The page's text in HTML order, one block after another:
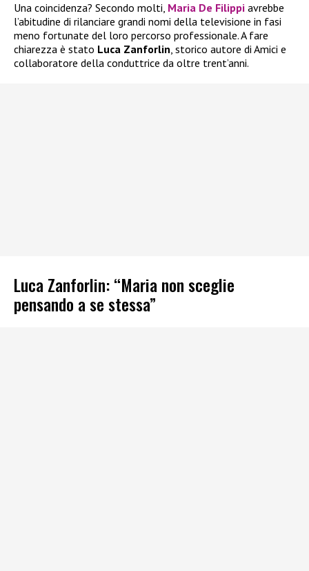
Una coincidenza? Secondo molti, Maria De Filippi avrebbe
l’abitudine di rilanciare grandi nomi della televisione in fasi
meno fortunate del loro percorso professionale. A fare
chiarezza è stato Luca Zanforlin, storico autore di Amici e
collaboratore della conduttrice da oltre trent’anni.
Luca Zanforlin: “Maria non sceglie
pensando a se stessa”